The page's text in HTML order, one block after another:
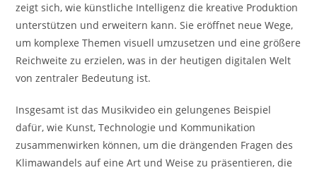
zeigt sich, wie künstliche Intelligenz die kreative Produktion
unterstützen und erweitern kann. Sie eröffnet neue Wege,
um komplexe Themen visuell umzusetzen und eine größere
Reichweite zu erzielen, was in der heutigen digitalen Welt
von zentraler Bedeutung ist.
Insgesamt ist das Musikvideo ein gelungenes Beispiel
dafür, wie Kunst, Technologie und Kommunikation
zusammenwirken können, um die drängenden Fragen des
Klimawandels auf eine Art und Weise zu präsentieren, die